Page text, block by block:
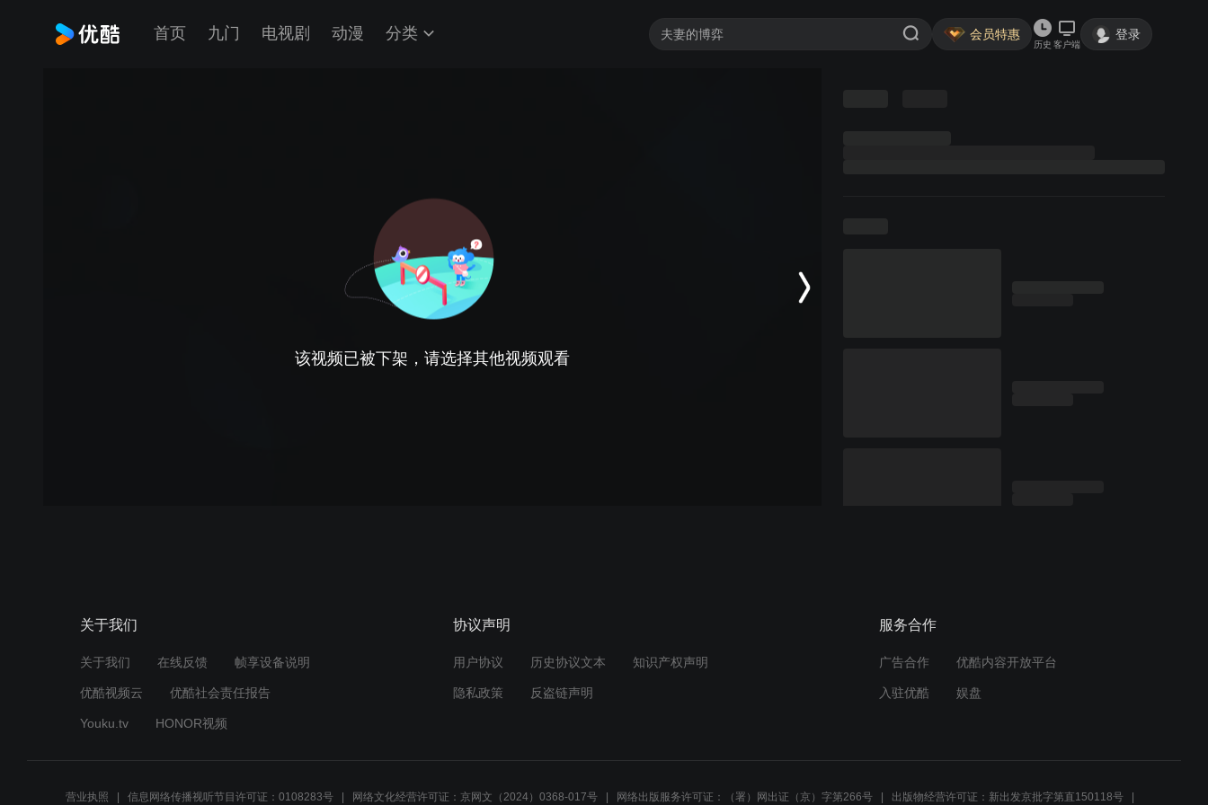
首页 九门 电视剧 动漫 分类 会员特惠
历史 客户端
登录
该视频已被下架，请选择其他视频观看
关于我们
关于我们 在线反馈 帧享设备说明
优酷视频云 优酷社会责任报告
Youku.tv HONOR视频
协议声明
用户协议 历史协议文本 知识产权声明
隐私政策 反盗链声明
服务合作
广告合作 优酷内容开放平台
入驻优酷 娱盘
营业执照 信息网络传播视听节目许可证：0108283号 网络文化经营许可证：京网文（2024）0368-017号 网络出版服务许可证：（署）网出证（京）字第266号 出版物经营许可证：新出发京批字第直150118号